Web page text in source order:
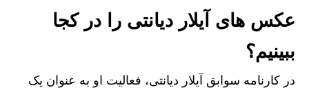
عکس های آیلار دیانتی را در کجا
ببینیم؟
در کارنامه سوابق آیلار دیانتی، فعالیت او به عنوان یک